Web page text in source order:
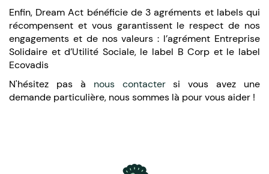
Enfin, Dream Act bénéficie de 3 agréments et labels qui
récompensent et vous garantissent le respect de nos
engagements et de nos valeurs : l’agrément Entreprise
Solidaire et d’Utilité Sociale, le label B Corp et le label
Ecovadis
N'hésitez pas à nous contactersi vous avez une
demande particulière, nous sommes là pour vous aider !